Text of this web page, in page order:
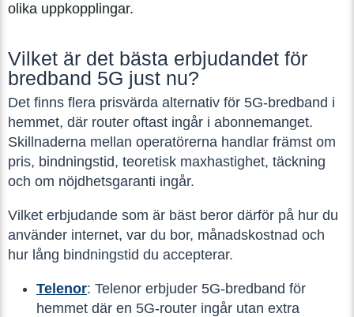
olika uppkopplingar.
Vilket är det bästa erbjudandet för
bredband 5G just nu?
Det finns flera prisvärda alternativ för 5G-bredband i
hemmet, där router oftast ingår i abonnemanget.
Skillnaderna mellan operatörerna handlar främst om
pris, bindningstid, teoretisk maxhastighet, täckning
och om nöjdhetsgaranti ingår.
Vilket erbjudande som är bäst beror därför på hur du
använder internet, var du bor, månadskostnad och
hur lång bindningstid du accepterar.
Telenor: Telenor erbjuder 5G-bredband för
hemmet där en 5G-router ingår utan extra